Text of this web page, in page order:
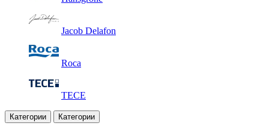
Jacob Delafon
Roca
TECE
Категории Категории